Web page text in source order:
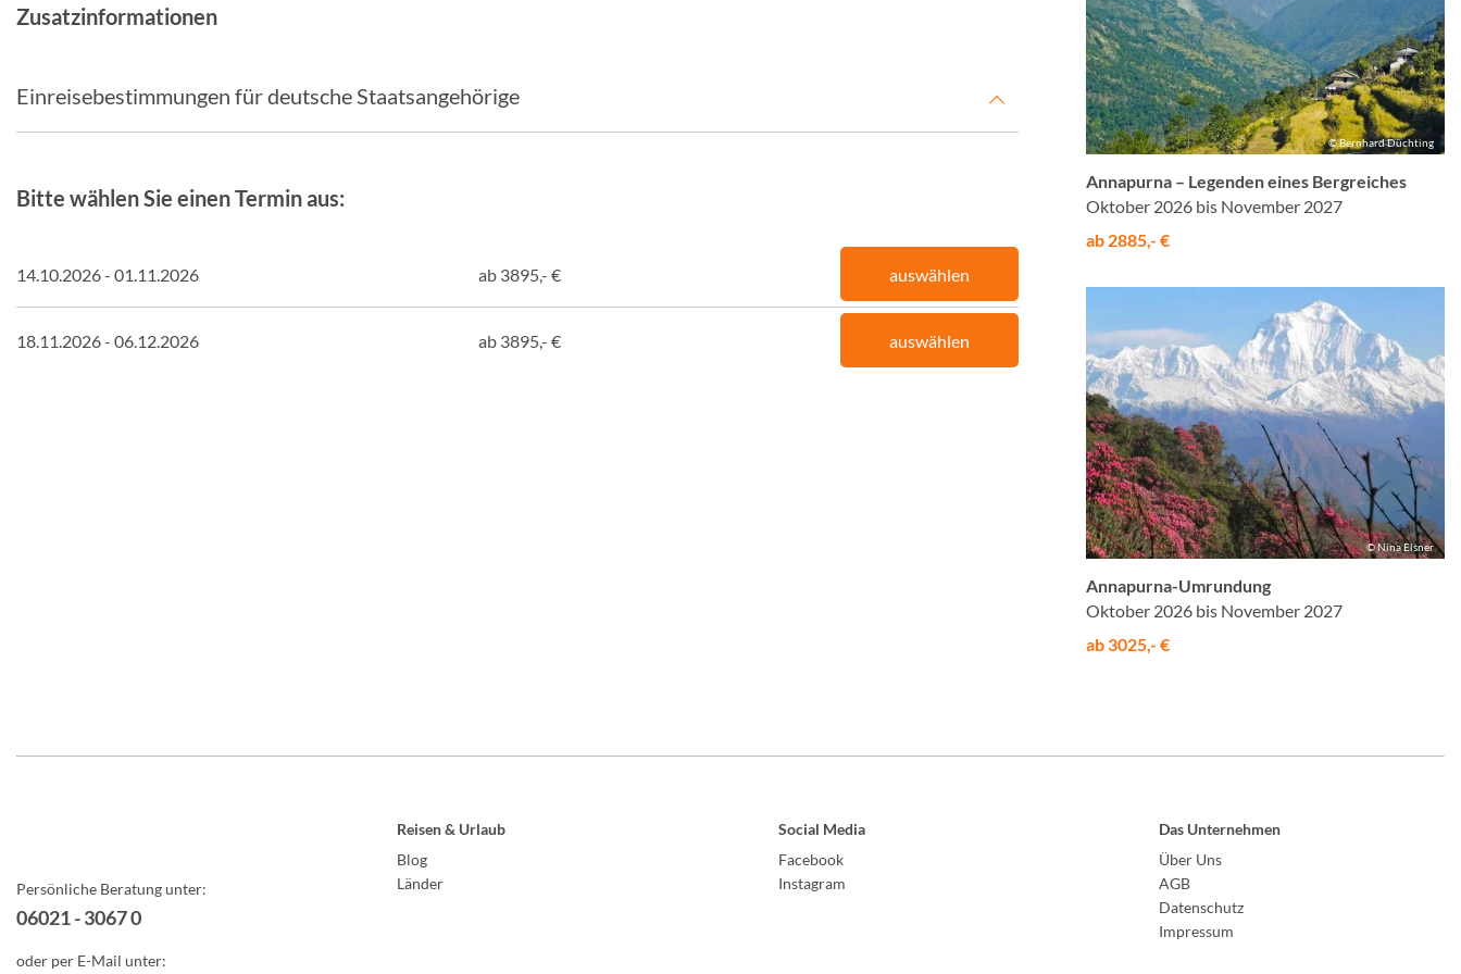
Zusatzinformationen
Einreisebestimmungen für deutsche Staatsangehörige
Bitte wählen Sie einen Termin aus:
14.10.2026 - 01.11.2026 ab 3895,- € auswählen
18.11.2026 - 06.12.2026 ab 3895,- € auswählen
© Bernhard Düchting
Annapurna – Legenden eines Bergreiches
Oktober 2026 bis November 2027
ab 2885,- €
© Nina Elsner
Annapurna-Umrundung
Oktober 2026 bis November 2027
ab 3025,- €
Persönliche Beratung unter:
06021 - 3067 0
oder per E-Mail unter:
Reisen & Urlaub
Blog
Länder
Social Media
Facebook
Instagram
Das Unternehmen
Über Uns
AGB
Datenschutz
Impressum